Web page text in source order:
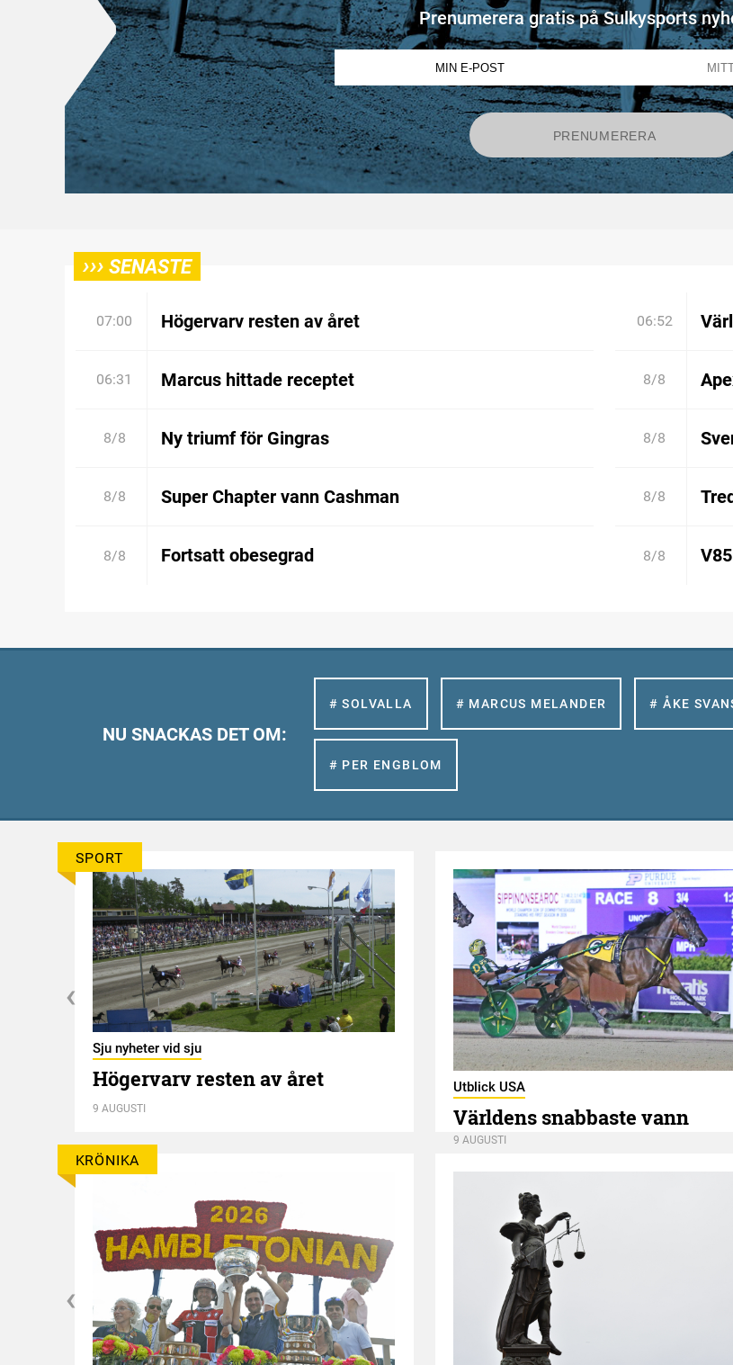
Prenumerera gratis på Sulkysports
››› SENASTE
07:00 Högervarv resten av året 06:52
06:31 Marcus hittade receptet 8/8
8/8 Ny triumf för Gingras 8/8
8/8 Super Chapter vann Cashman 8/8
8/8 Fortsatt obesegrad 8/8
NU SNACKAS DET OM:
# SOLVALLA # MARCUS MELANDER # ÅKE
# PER ENGBLOM
SPORT
Sju nyheter vid sju
Högervarv resten av året
9 AUGUSTI
Utblick USA
Världens snabbaste vann
9 AUGUSTI
KRÖNIKA